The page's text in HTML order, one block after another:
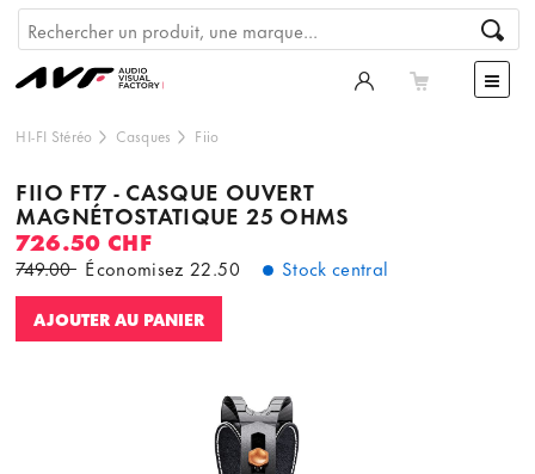
HI-FI Stéréo Casques Fiio
FIIO FT7 - CASQUE OUVERT
MAGNÉTOSTATIQUE 25 OHMS
726.50 CHF
749.00 Économisez22.50 Stock central
AJOUTER AU PANIER